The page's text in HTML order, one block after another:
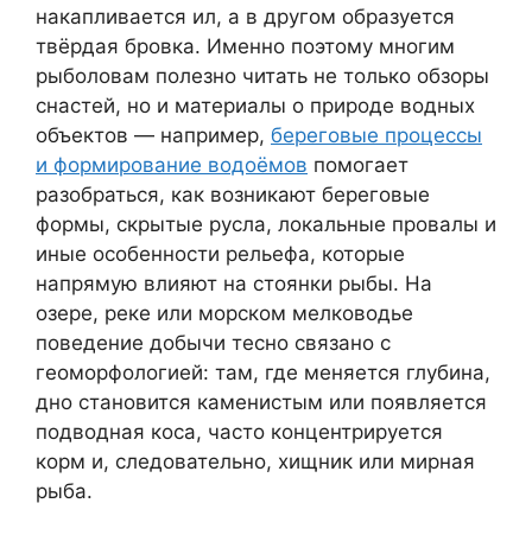
накапливается ил, а в другом образуется
твёрдая бровка. Именно поэтому многим
рыболовам полезно читать не только обзоры
снастей, но и материалы о природе водных
объектов — например, береговые процессы
и формирование водоёмов помогает
разобраться, как возникают береговые
формы, скрытые русла, локальные провалы и
иные особенности рельефа, которые
напрямую влияют на стоянки рыбы. На
озере, реке или морском мелководье
поведение добычи тесно связано с
геоморфологией: там, где меняется глубина,
дно становится каменистым или появляется
подводная коса, часто концентрируется
корм и, следовательно, хищник или мирная
рыба.